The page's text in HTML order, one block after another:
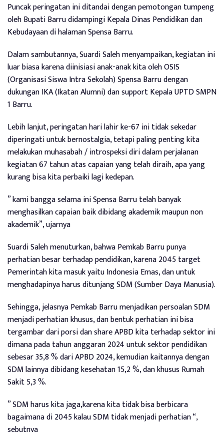
Puncak peringatan ini ditandai dengan pemotongan tumpeng
oleh Bupati Barru didampingi Kepala Dinas Pendidikan dan
Kebudayaan di halaman Spensa Barru.
Dalam sambutannya, Suardi Saleh menyampaikan, kegiatan ini
luar biasa karena diinisiasi anak-anak kita oleh OSIS
(Organisasi Siswa Intra Sekolah) Spensa Barru dengan
dukungan IKA (Ikatan Alumni) dan support Kepala UPTD SMPN
1 Barru.
Lebih lanjut, peringatan hari lahir ke-67 ini tidak sekedar
diperingati untuk bernostalgia, tetapi paling penting kita
melakukan muhasabah / introspeksi diri dalam perjalanan
kegiatan 67 tahun atas capaian yang telah diraih, apa yang
kurang bisa kita perbaiki lagi kedepan.
” kami bangga selama ini Spensa Barru telah banyak
menghasilkan capaian baik dibidang akademik maupun non
akademik”, ujarnya
Suardi Saleh menuturkan, bahwa Pemkab Barru punya
perhatian besar terhadap pendidikan, karena 2045 target
Pemerintah kita masuk yaitu Indonesia Emas, dan untuk
menghadapinya harus ditunjang SDM (Sumber Daya Manusia).
Sehingga, jelasnya Pemkab Barru menjadikan persoalan SDM
menjadi perhatian khusus, dan bentuk perhatian ini bisa
tergambar dari porsi dan share APBD kita terhadap sektor ini
dimana pada tahun anggaran 2024 untuk sektor pendidikan
sebesar 35,8 % dari APBD 2024, kemudian kaitannya dengan
SDM lainnya dibidang kesehatan 15,2 %, dan khusus Rumah
Sakit 5,3 %.
” SDM harus kita jaga,karena kita tidak bisa berbicara
bagaimana di 2045 kalau SDM tidak menjadi perhatian “,